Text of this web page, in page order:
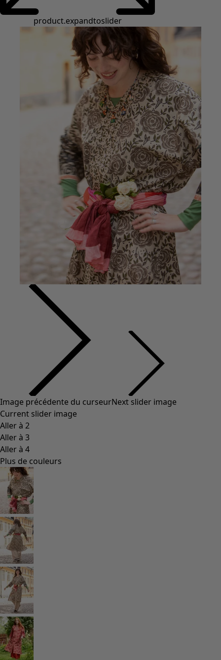
product.expandtoslider
Image précédente du curseurNext slider image
Current slider image
Aller à 2
Aller à 3
Aller à 4
Plus de couleurs